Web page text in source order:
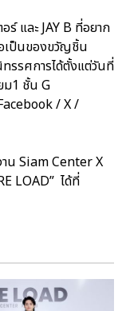
ร์ และ JAY B ที่อยาก
เป็นของขวัญชิ้น
รรศการได้ตั้งแต่วันที่
ม1 ชั้น G
/ X /
น Siam Center X
LOAD” ได้ที่